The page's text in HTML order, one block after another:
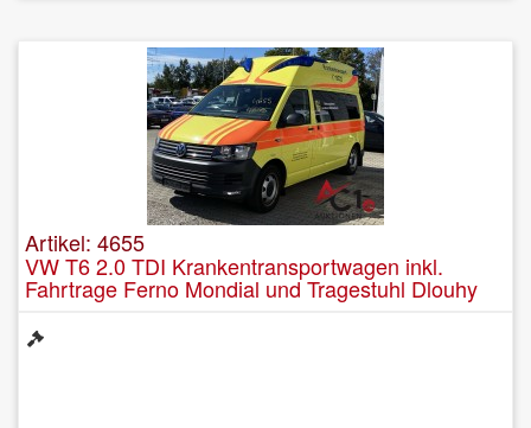
Artikel: 4655
VW T6 2.0 TDI Krankentransportwagen inkl.
Fahrtrage Ferno Mondial und Tragestuhl Dlouhy